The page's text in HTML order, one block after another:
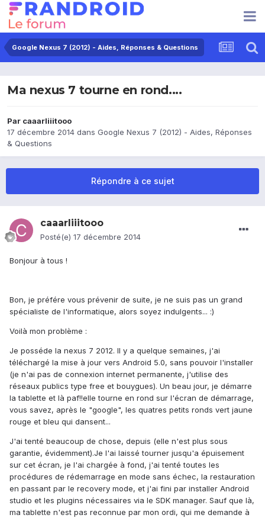
Google Nexus 7 (2012) - Aides, Réponses & Questions
Ma nexus 7 tourne en rond....
Par caaarliiitooo
17 décembre 2014 dans Google Nexus 7 (2012) - Aides, Réponses
& Questions
Répondre à ce sujet
caaarliiitooo
Posté(e) 17 décembre 2014
Bonjour à tous !
Bon, je préfére vous prévenir de suite, je ne suis pas un grand
spécialiste de l'informatique, alors soyez indulgents... :)
Voilà mon problème :
Je posséde la nexus 7 2012. Il y a quelque semaines, j'ai
téléchargé la mise à jour vers Android 5.0, sans pouvoir l'installer
(je n'ai pas de connexion internet permanente, j'utilise des
réseaux publics type free et bouygues). Un beau jour, je démarre
la tablette et là paf!!elle tourne en rond sur l'écran de démarrage,
vous savez, après le "google", les quatres petits ronds vert jaune
rouge et bleu qui dansent...
J'ai tenté beaucoup de chose, depuis (elle n'est plus sous
garantie, évidemment).Je l'ai laissé tourner jusqu'a épuisement
sur cet écran, je l'ai chargée à fond, j'ai tenté toutes les
procédures de rédemarrage en mode sans échec, la restauration
en passant par le recovery mode, et j'ai fini par installer Android
studio et les plugins nécessaires via le SDK manager. Sauf que là,
ma tablette n'est pas reconnue par mon ordi, qui me demande à